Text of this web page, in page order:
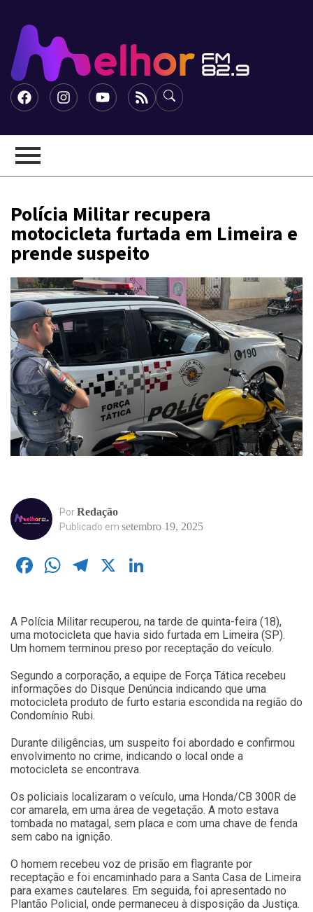
Polícia Militar recupera
motocicleta furtada em Limeira e
prende suspeito
PorRedação
Publicado em setembro 19, 2025
Facebook
WhatsApp
Telegram
X
A Polícia Militar recuperou, na tarde de quinta-feira (18),
uma motocicleta que havia sido furtada em Limeira (SP).
Um homem terminou preso por receptação do veículo.
Segundo a corporação, a equipe de Força Tática recebeu
informações do Disque Denúncia indicando que uma
motocicleta produto de furto estaria escondida na região do
Condomínio Rubi.
Durante diligências, um suspeito foi abordado e confirmou
envolvimento no crime, indicando o local onde a
motocicleta se encontrava.
Os policiais localizaram o veículo, uma Honda/CB 300R de
cor amarela, em uma área de vegetação. A moto estava
tombada no matagal, sem placa e com uma chave de fenda
sem cabo na ignição.
O homem recebeu voz de prisão em flagrante por
receptação e foi encaminhado para a Santa Casa de Limeira
para exames cautelares. Em seguida, foi apresentado no
Plantão Policial, onde permaneceu à disposição da Justiça.